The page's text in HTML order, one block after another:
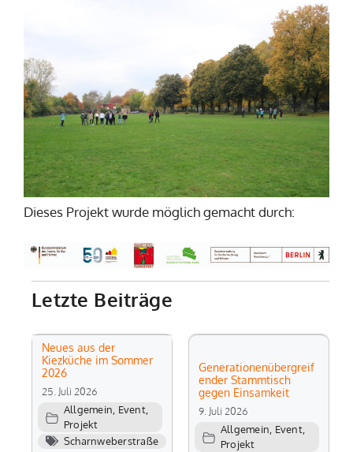
Dieses Projekt wurde möglich gemacht durch:
Letzte Beiträge
Neues aus der
Kiezküche im Sommer
2026
25. Juli 2026
Allgemein, Event,
Projekt
Scharnweberstraße
Generationenübergreif
ender Stammtisch
gegen Einsamkeit
9. Juli 2026
Allgemein, Event,
Projekt